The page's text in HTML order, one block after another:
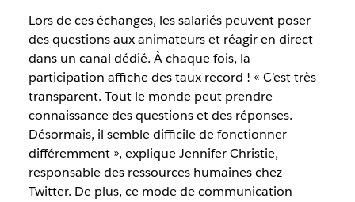
Lors de ces échanges, les salariés peuvent poser
des questions aux animateurs et réagir en direct
dans un canal dédié. À chaque fois, la
participation affiche des taux record ! « C’est très
transparent. Tout le monde peut prendre
connaissance des questions et des réponses.
Désormais, il semble difficile de fonctionner
différemment », explique Jennifer Christie,
responsable des ressources humaines chez
Twitter. De plus, ce mode de communication